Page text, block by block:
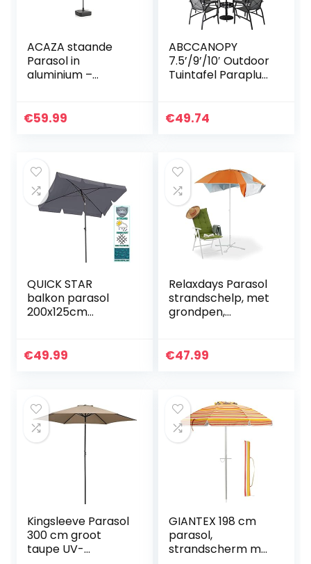
ACAZA staande
Parasol in
aluminium –
taupe
€59.99
ABCCANOPY
7.5’/9’/10′ Outdoor
Tuintafel Paraplu
Drukknop Tilt Voor
€49.74
QUICK STAR
balkon parasol
200x125cm
knikbaar grijs
€49.99
Relaxdays Parasol
strandschelp, met
grondpen,
HxD: 210x175cm,
€47.99
Kingsleeve Parasol
300 cm groot
taupe UV-
GIANTEX 198 cm
parasol,
strandscherm met